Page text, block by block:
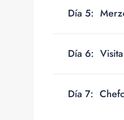
Día 5:
Día 6:
Día 7: